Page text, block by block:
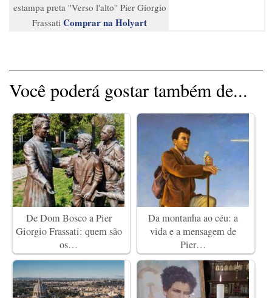
estampa preta ''Verso l'alto'' Pier Giorgio
Frassati Comprar na Holyart
Você poderá gostar também de...
De Dom Bosco a Pier
Giorgio Frassati: quem são
os…
Da montanha ao céu: a
vida e a mensagem de
Pier…